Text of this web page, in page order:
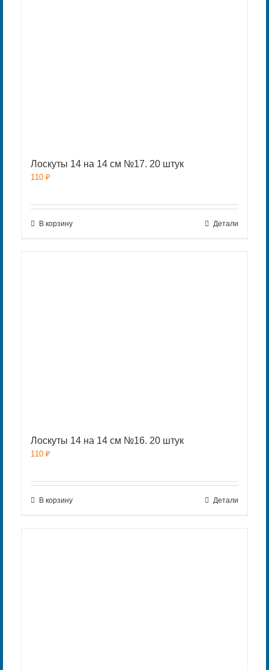
Лоскуты 14 на 14 см №17. 20 штук
110 ₽
В корзину Детали
Лоскуты 14 на 14 см №16. 20 штук
110 ₽
В корзину Детали